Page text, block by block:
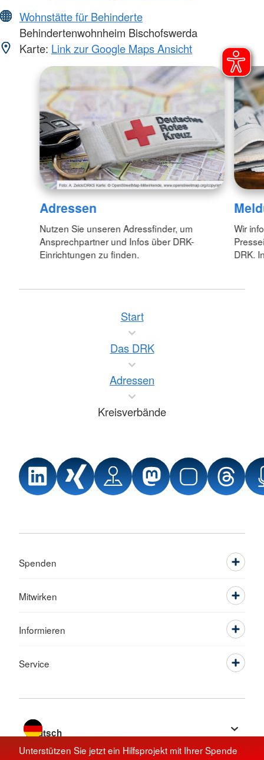
Wohnstätte für Behinderte
Behindertenwohnheim Bischofswerda
Karte: Link zur Google Maps Ansicht
Adressen
Nutzen Sie unseren Adressfinder, um
Ansprechpartner und Infos über DRK-
Einrichtungen zu finden.
Wir
DRK.
Unterstützen Sie jetzt ein Hilfsprojekt mit Ihrer Spende
Start
Das DRK
Adressen
Kreisverbände
Spenden
Mitwirken
Informieren
Service
Sprache wechseln zu